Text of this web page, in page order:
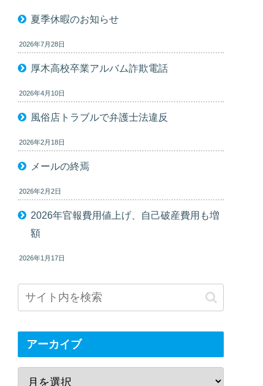
夏季休暇のお知らせ
2026年7月28日
厚木高校卒業アルバム詐欺電話
2026年4月10日
風俗店トラブルで弁護士法違反
2026年2月18日
メールの終焉
2026年2月2日
2026年官報費用値上げ、自己破産費用も増
額
2026年1月17日
アーカイブ